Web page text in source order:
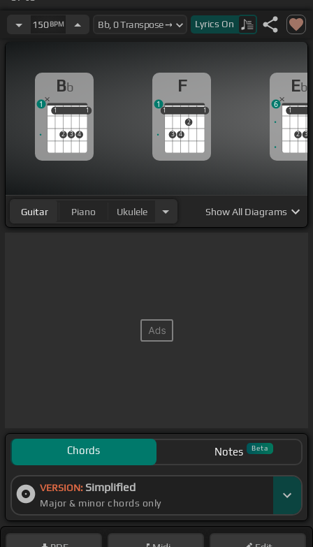
-meme,[Bb]
a dormir se va el bebé
la princesa toma
a dormir se va el bebé
150BPM Lyrics On
Bb
1
2 3 4
1
1 1
1
F
1
3 4
2
1
1 1
1
Eb
1
2 3
1
6
Guitar Piano Ukulele ShowAll Diagrams
Chords Notes Beta
VERSION: Simplified
Major & minor chords only